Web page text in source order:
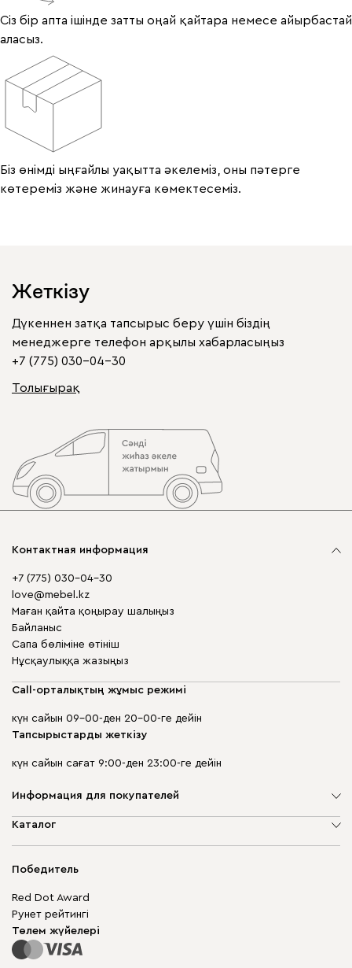
Сіз бір апта ішінде затты оңай қайтара немесе айырбастай
аласыз.
Біз өнімді ыңғайлы уақытта әкелеміз, оны пәтерге
көтереміз және жинауға көмектесеміз.
Жеткізу
Дүкеннен затқа тапсырыс беру үшін біздің
менеджерге телефон арқылы хабарласыңыз
+7 (775) 030-04-30
Толығырақ
Контактная информация
+7 (775) 030-04-30
love@mebel.kz
Маған қайта қоңырау шалыңыз
Байланыс
Сапа бөліміне өтініш
Нұсқаулыққа жазыңыз
Call-орталықтың жұмыс режимі
күн сайын 09-00-ден 20-00-ге дейін
Тапсырыстарды жеткізу
күн сайын сағат 9:00-ден 23:00-ге дейін
Информация для покупателей
Компания туралы
Кепілдік
Сайт картасы
Каталог
Шкаф жиһазы
Модульдік жиһаз
Үстелдер мен орындықтар
Победитель
Red Dot Award
Рунет рейтингі
Төлем жүйелері